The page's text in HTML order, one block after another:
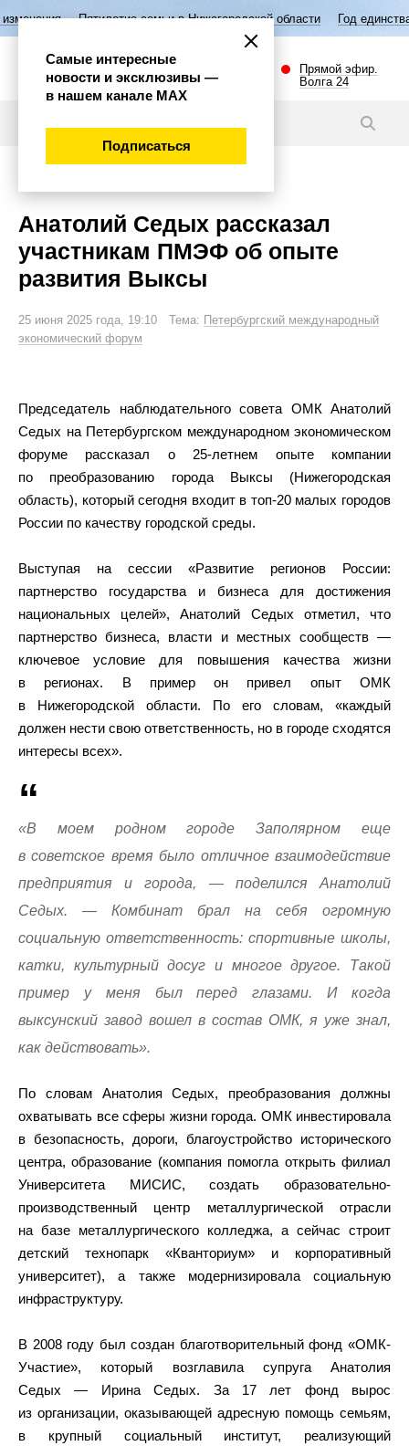
Пятилетие семьи в Нижегородской области Год единства народов
Прямой эфир.
Волга 24
Анатолий Седых рассказал
участникам ПМЭФ об опыте
развития Выксы
25 июня 2025 года, 19:10 Тема: Петербургский международный
экономический форум
Председатель наблюдательного совета ОМК Анатолий
Седых на Петербургском международном экономическом
форуме рассказал о 25-летнем опыте компании
по преобразованию города Выксы (Нижегородская
область), который сегодня входит в топ-20 малых городов
России по качеству городской среды.
Выступая на сессии «Развитие регионов России:
партнерство государства и бизнеса для достижения
национальных целей», Анатолий Седых отметил, что
партнерство бизнеса, власти и местных сообществ —
ключевое условие для повышения качества жизни
в регионах. В пример он привел опыт ОМК
в Нижегородской области. По его словам, «каждый
должен нести свою ответственность, но в городе сходятся
интересы всех».
«В моем родном городе Заполярном еще
в советское время было отличное взаимодействие
предприятия и города, — поделился Анатолий
Седых. — Комбинат брал на себя огромную
социальную ответственность: спортивные школы,
катки, культурный досуг и многое другое. Такой
пример у меня был перед глазами. И когда
выксунский завод вошел в состав ОМК, я уже знал,
как действовать».
По словам Анатолия Седых, преобразования должны
охватывать все сферы жизни города. ОМК инвестировала
в безопасность, дороги, благоустройство исторического
центра, образование (компания помогла открыть филиал
Университета МИСИС, создать образовательно-
производственный центр металлургической отрасли
на базе металлургического колледжа, а сейчас строит
детский технопарк «Кванториум» и корпоративный
университет), а также модернизировала социальную
инфраструктуру.
В 2008 году был создан благотворительный фонд «ОМК-
Участие», который возглавила супруга Анатолия
Седых — Ирина Седых. За 17 лет фонд вырос
из организации, оказывающей адресную помощь семьям,
в крупный социальный институт, реализующий
Самые интересные
новости и эксклюзивы —
в нашем канале МАХ
Подписаться